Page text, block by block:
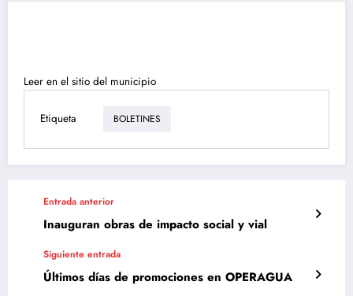
Leer en el sitio del municipio
Etiqueta BOLETINES
Entrada anterior
Inauguran obras de impacto social y vial
Siguiente entrada
Últimos días de promociones en OPERAGUA